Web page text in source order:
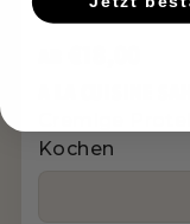
Kochen